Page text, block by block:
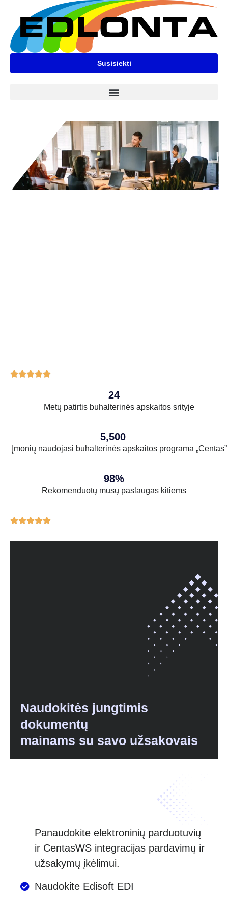
Susisiekti

24
Metų patirtis buhalterinės apskaitos srityje
5,500
Įmonių naudojasi buhalterinės apskaitos programa „Centas”
98%
Rekomenduotų mūsų paslaugas kitiems

Naudokitės jungtimis
dokumentų
mainams su savo užsakovais
Panaudokite elektroninių parduotuvių
ir CentasWS integracijas pardavimų ir
užsakymų įkėlimui.
Naudokite Edisoft EDI